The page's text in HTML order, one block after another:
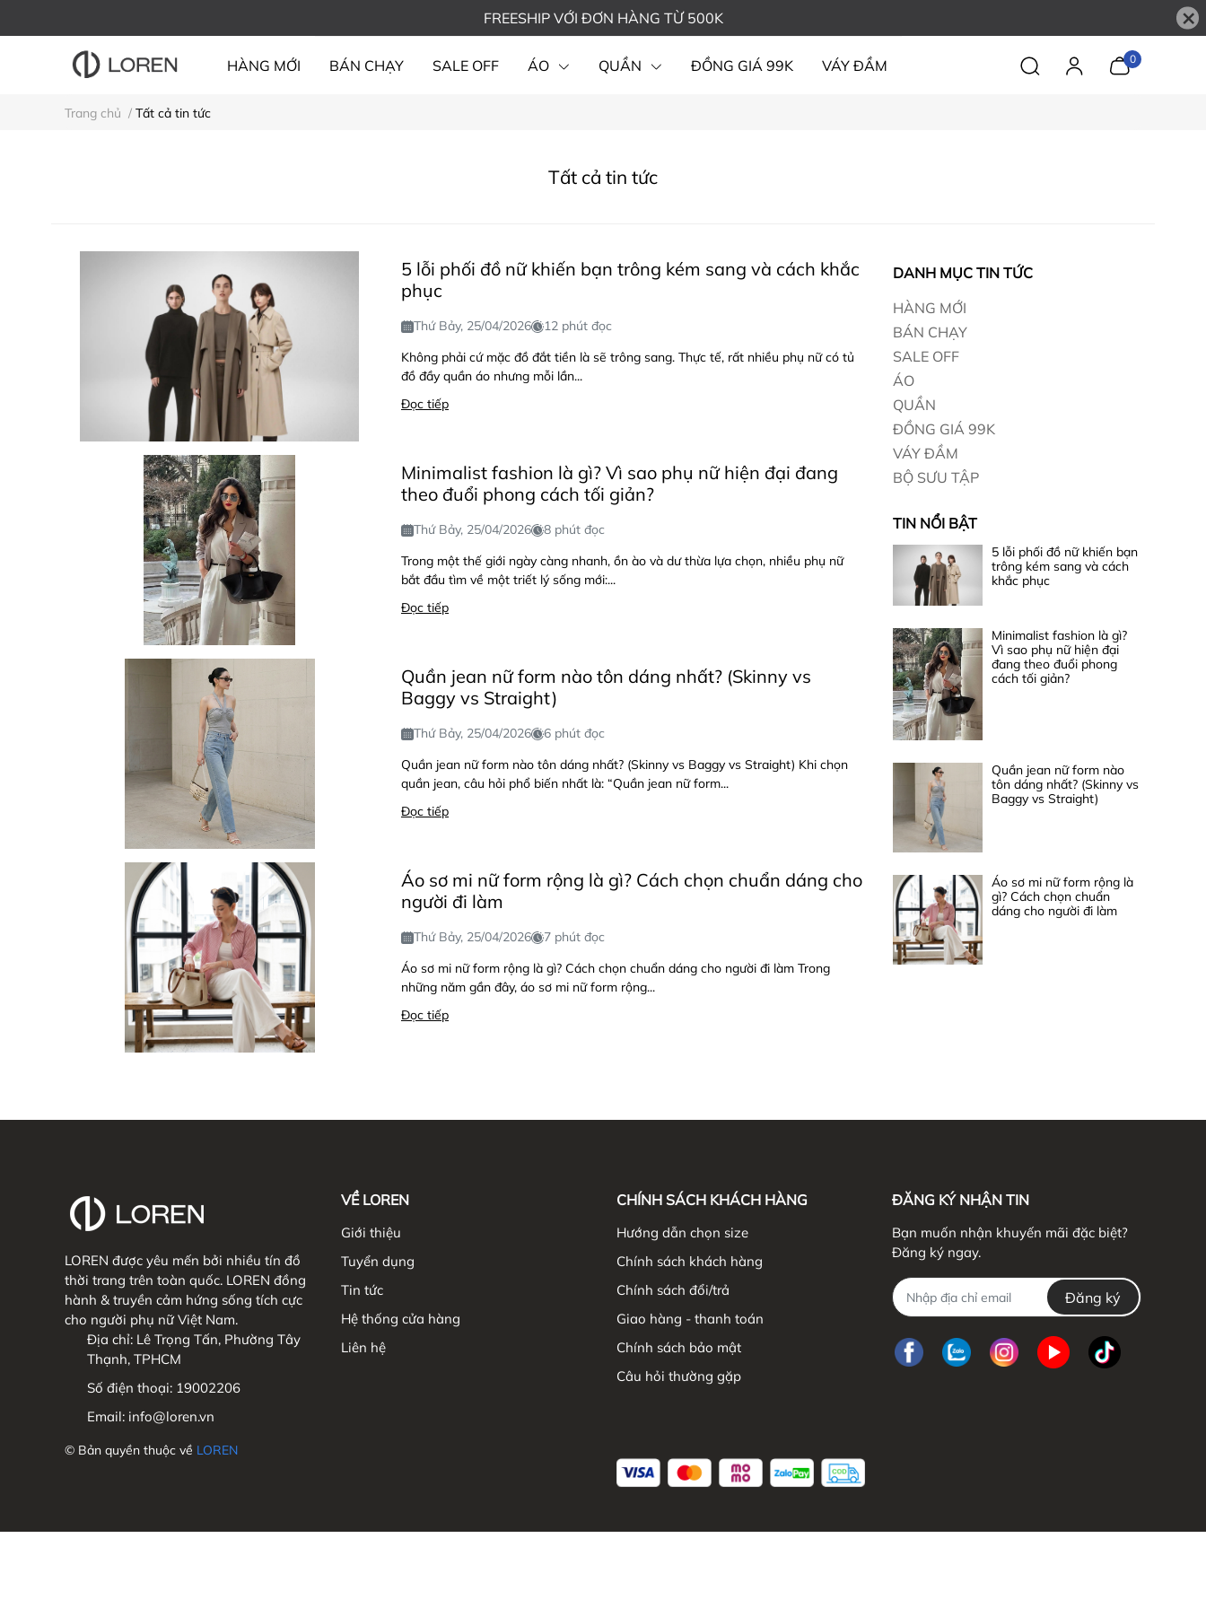
FREESHIP VỚI ĐƠN HÀNG TỪ 500K ×
HÀNG MỚI BÁN CHẠY SALE OFF ÁO QUẦN ĐỒNG GIÁ 99K VÁY ĐẦM 0
Trang chủ / Tất cả tin tức
Tất cả tin tức
5 lỗi phối đồ nữ khiến bạn trông kém sang và cách khắc
phục
Thứ Bảy, 25/04/2026
12 phút đọc
Không phải cứ mặc đồ đắt tiền là sẽ trông sang. Thực tế, rất nhiều phụ nữ có tủ
đồ đầy quần áo nhưng mỗi lần...
Đọc tiếp
Minimalist fashion là gì? Vì sao phụ nữ hiện đại đang
theo đuổi phong cách tối giản?
Thứ Bảy, 25/04/2026
8 phút đọc
Trong một thế giới ngày càng nhanh, ồn ào và dư thừa lựa chọn, nhiều phụ nữ
bắt đầu tìm về một triết lý sống mới:...
Đọc tiếp
Quần jean nữ form nào tôn dáng nhất? (Skinny vs
Baggy vs Straight)
Thứ Bảy, 25/04/2026
6 phút đọc
Quần jean nữ form nào tôn dáng nhất? (Skinny vs Baggy vs Straight) Khi chọn
quần jean, câu hỏi phổ biến nhất là: “Quần jean nữ form...
Đọc tiếp
Áo sơ mi nữ form rộng là gì? Cách chọn chuẩn dáng cho
người đi làm
Thứ Bảy, 25/04/2026
7 phút đọc
Áo sơ mi nữ form rộng là gì? Cách chọn chuẩn dáng cho người đi làm Trong
những năm gần đây, áo sơ mi nữ form rộng...
Đọc tiếp
DANH MỤC TIN TỨC
HÀNG MỚI
BÁN CHẠY
SALE OFF
ÁO
QUẦN
ĐỒNG GIÁ 99K
VÁY ĐẦM
BỘ SƯU TẬP
TIN NỔI BẬT
5 lỗi phối đồ nữ khiến bạn
trông kém sang và cách
khắc phục
Minimalist fashion là gì?
Vì sao phụ nữ hiện đại
đang theo đuổi phong
cách tối giản?
Quần jean nữ form nào
tôn dáng nhất? (Skinny vs
Baggy vs Straight)
Áo sơ mi nữ form rộng là
gì? Cách chọn chuẩn
dáng cho người đi làm
LOREN được yêu mến bởi nhiều tín đồ
thời trang trên toàn quốc. LOREN đồng
hành & truyền cảm hứng sống tích cực
cho người phụ nữ Việt Nam.
Địa chỉ: Lê Trọng Tấn, Phường Tây
Thạnh, TPHCM
Số điện thoại: 19002206
Email: info@loren.vn
© Bản quyền thuộc về LOREN
VỀ LOREN
Giới thiệu
Tuyển dụng
Tin tức
Hệ thống cửa hàng
Liên hệ
CHÍNH SÁCH KHÁCH HÀNG
Hướng dẫn chọn size
Chính sách khách hàng
Chính sách đổi/trả
Giao hàng - thanh toán
Chính sách bảo mật
Câu hỏi thường gặp
ĐĂNG KÝ NHẬN TIN
Bạn muốn nhận khuyến mãi đặc biệt?
Đăng ký ngay.
Đăng ký